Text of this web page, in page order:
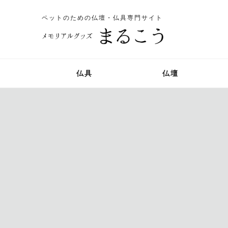
ペットのための仏壇・仏具専門サイト
仏具 仏壇